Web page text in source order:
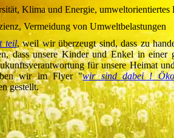
Klima und Energie, umweltorientiertes
Vermeidung von Umweltbelastungen
teil, weil wir überzeugt sind, dass zu
dass unsere Kinder und Enkel in einer
für unsere Heimat
wir im Flyer "wir sind dabei !
gestellt.